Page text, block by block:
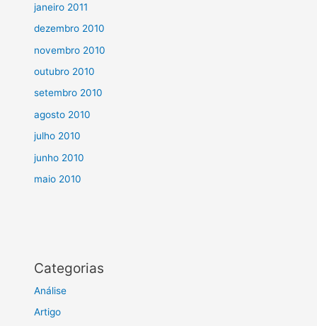
janeiro 2011
dezembro 2010
novembro 2010
outubro 2010
setembro 2010
agosto 2010
julho 2010
junho 2010
maio 2010
Categorias
Análise
Artigo